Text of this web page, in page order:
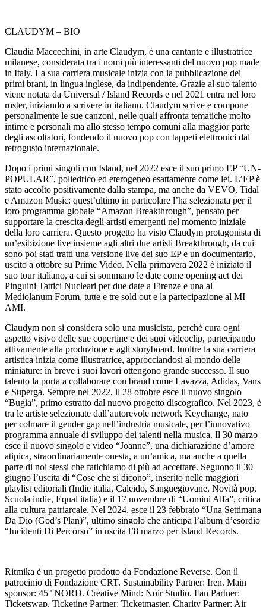
CLAUDYM – BIO
Claudia Maccechini, in arte Claudym, è una cantante e illustratrice
milanese, considerata tra i nomi più interessanti del nuovo pop made
in Italy. La sua carriera musicale inizia con la pubblicazione dei
primi brani, in lingua inglese, da indipendente. Grazie al suo talento
viene notata da Universal / Island Records e nel 2021 entra nel loro
roster, iniziando a scrivere in italiano. Claudym scrive e compone
personalmente le sue canzoni, nelle quali affronta tematiche molto
intime e personali ma allo stesso tempo comuni alla maggior parte
degli ascoltatori, fondendo il nuovo pop con tappeti elettronici dal
retrogusto internazionale.
Dopo i primi singoli con Island, nel 2022 esce il suo primo EP “UN-
POPULAR”, poliedrico ed eterogeneo esattamente come lei. L’EP è
stato accolto positivamente dalla stampa, ma anche da VEVO, Tidal
e Amazon Music: quest’ultimo in particolare l’ha selezionata per il
loro programma globale “Amazon Breakthrough”, pensato per
supportare la crescita degli artisti emergenti nel momento iniziale
della loro carriera. Questo progetto ha visto Claudym protagonista di
un’esibizione live insieme agli altri due artisti Breakthrough, da cui
sono poi stati tratti una versione live del suo EP e un documentario,
uscito a ottobre su Prime Video. Nella primavera 2022 è iniziato il
suo tour italiano, a cui si sommano le date come opening act dei
Pinguini Tattici Nucleari per due date a Firenze e una al
Mediolanum Forum, tutte e tre sold out e la partecipazione al MI
AMI.
Claudym non si considera solo una musicista, perché cura ogni
aspetto visivo delle sue copertine e dei suoi videoclip, partecipando
attivamente alla produzione e agli storyboard. Inoltre la sua carriera
artistica inizia come illustratrice, approcciandosi al mondo delle
miniature: in breve i suoi lavori ottengono grande successo. Il suo
talento la porta a collaborare con brand come Lavazza, Adidas, Vans
e Superga. Sempre nel 2022, il 28 ottobre esce il nuovo singolo
“Bugia”, primo estratto dal nuovo progetto discografico. Nel 2023, è
tra le artiste selezionate dall’autorevole network Keychange, nato
per colmare il gender gap nell’industria musicale, per l’innovativo
programma annuale di sviluppo dei talenti nella musica. Il 30 marzo
esce il nuovo singolo e video “Joanne”, una dichiarazione d’amore
atipica, straordinariamente onesta, a un’amica, ma anche a quella
parte di noi stessi che fatichiamo di più ad accettare. Seguono il 30
giugno l’uscita di “Cose che si dicono”, inserito nelle maggiori
playlist editoriali (Indie italia, Caleido, Sanguegiovane, Novità pop,
Scuola indie, Equal italia) e il 17 novembre di “Uomini Alfa”, critica
alla cultura patriarcale. Nel 2024, esce il 23 febbraio “Una Settimana
Da Dio (God’s Plan)”, ultimo singolo che anticipa l’album d’esordio
“Incidenti Di Percorso” in uscita l’8 marzo per Island Records.
Ritmika è un progetto prodotto da Fondazione Reverse. Con il
patrocinio di Fondazione CRT. Sustainability Partner: Iren. Main
sponsor: 45° NORD. Creative Mind: Noir Studio. Fan Partner:
Ticketswap. Ticketing Partner: Ticketmaster. Charity Partner: Air